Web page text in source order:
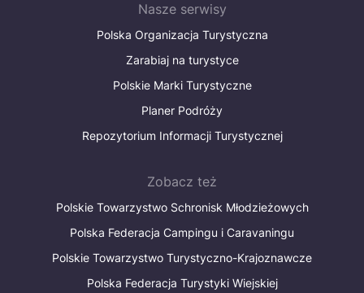
Nasze serwisy
Polska Organizacja Turystyczna
Zarabiaj na turystyce
Polskie Marki Turystyczne
Planer Podróży
Repozytorium Informacji Turystycznej
Zobacz też
Polskie Towarzystwo Schronisk Młodzieżowych
Polska Federacja Campingu i Caravaningu
Polskie Towarzystwo Turystyczno-Krajoznawcze
Polska Federacja Turystyki Wiejskiej